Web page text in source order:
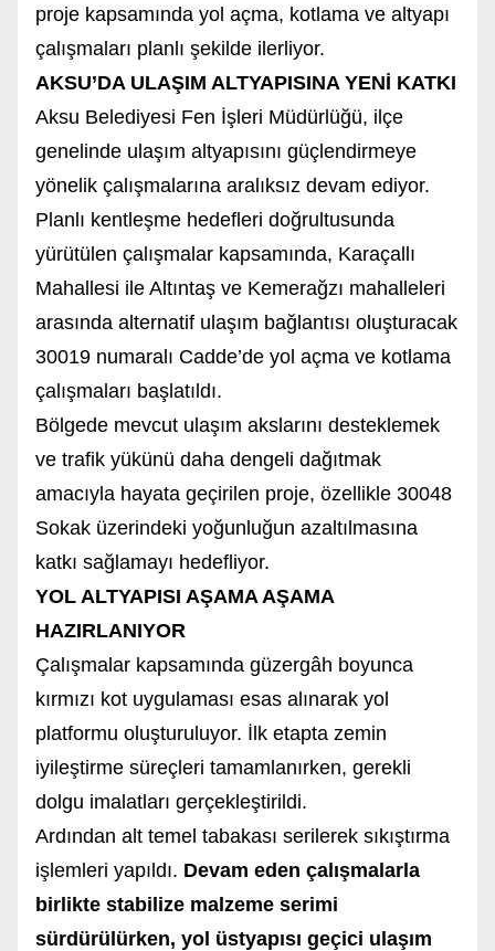
proje kapsamında yol açma, kotlama ve altyapı
çalışmaları planlı şekilde ilerliyor.
AKSU’DA ULAŞIM ALTYAPISINA YENİ KATKI
Aksu Belediyesi Fen İşleri Müdürlüğü, ilçe
genelinde ulaşım altyapısını güçlendirmeye
yönelik çalışmalarına aralıksız devam ediyor.
Planlı kentleşme hedefleri doğrultusunda
yürütülen çalışmalar kapsamında, Karaçallı
Mahallesi ile Altıntaş ve Kemerağzı mahalleleri
arasında alternatif ulaşım bağlantısı oluşturacak
30019 numaralı Cadde’de yol açma ve kotlama
çalışmaları başlatıldı.
Bölgede mevcut ulaşım akslarını desteklemek
ve trafik yükünü daha dengeli dağıtmak
amacıyla hayata geçirilen proje, özellikle 30048
Sokak üzerindeki yoğunluğun azaltılmasına
katkı sağlamayı hedefliyor.
YOL ALTYAPISI AŞAMA AŞAMA
HAZIRLANIYOR
Çalışmalar kapsamında güzergâh boyunca
kırmızı kot uygulaması esas alınarak yol
platformu oluşturuluyor. İlk etapta zemin
iyileştirme süreçleri tamamlanırken, gerekli
dolgu imalatları gerçekleştirildi.
Ardından alt temel tabakası serilerek sıkıştırma
işlemleri yapıldı. Devam eden çalışmalarla
birlikte stabilize malzeme serimi
sürdürülürken, yol üstyapısı geçici ulaşım